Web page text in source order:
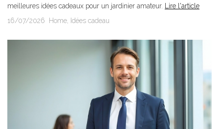
meilleures idées cadeaux pour un jardinier amateur. Lire l'article
16/07/2026
Home Idées cadeau